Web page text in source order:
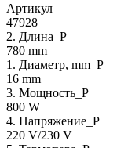
Артикул
47928
2. Длина_P
780 mm
1. Диаметр, mm_P
16 mm
3. Мощность_P
800 W
4. Напряжение_P
220 V/230 V